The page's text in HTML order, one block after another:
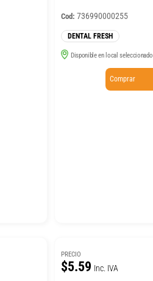
Cod: 736990000255
DENTAL FRESH
Disponible en local seleccionado
Comprar
PRECIO
$5.59 Inc. IVA